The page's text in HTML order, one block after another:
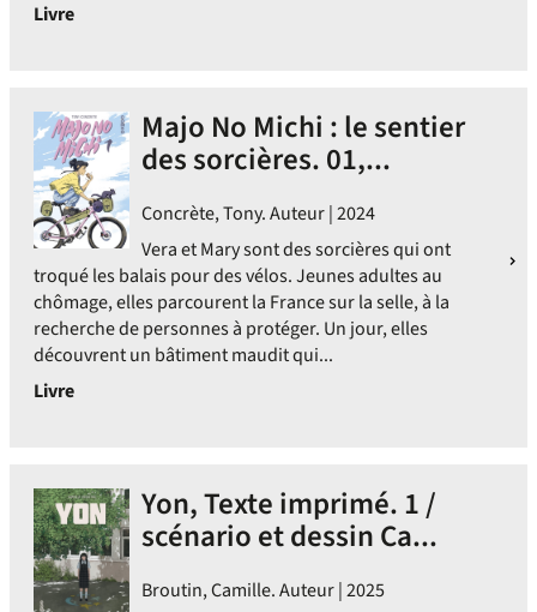
Livre
Majo No Michi : le sentier
des sorcières. 01,...
Concrète, Tony. Auteur | 2024
Vera et Mary sont des sorcières qui ont
troqué les balais pour des vélos. Jeunes adultes au
chômage, elles parcourent la France sur la selle, à la
recherche de personnes à protéger. Un jour, elles
découvrent un bâtiment maudit qui...
Livre
Yon, Texte imprimé. 1 /
scénario et dessin Ca...
Broutin, Camille. Auteur | 2025